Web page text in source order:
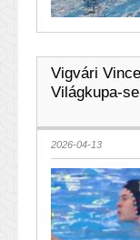
Vigvári
Világkupa-
2026-04-13